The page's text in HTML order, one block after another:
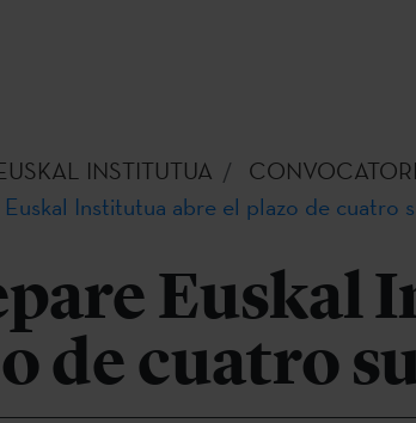
INSTITUTUA
Institutua abre el plazo de cuatro
Euskal
de cuatro